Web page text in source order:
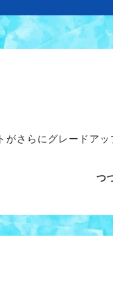
さらにグレードアッ
つ